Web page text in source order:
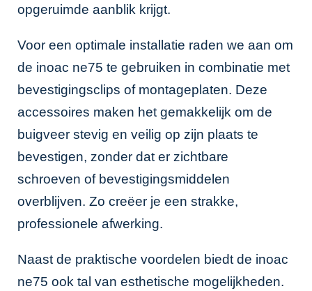
opgeruimde aanblik krijgt.
Voor een optimale installatie raden we aan om
de inoac ne75 te gebruiken in combinatie met
bevestigingsclips of montageplaten. Deze
accessoires maken het gemakkelijk om de
buigveer stevig en veilig op zijn plaats te
bevestigen, zonder dat er zichtbare
schroeven of bevestigingsmiddelen
overblijven. Zo creëer je een strakke,
professionele afwerking.
Naast de praktische voordelen biedt de inoac
ne75 ook tal van esthetische mogelijkheden.